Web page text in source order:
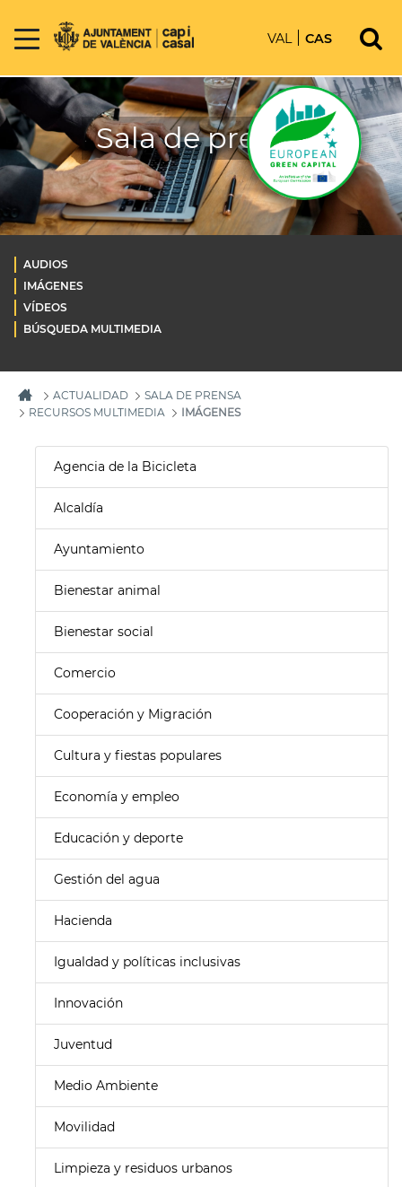
VAL CAS
Sala de prensa
AUDIOS
IMÁGENES
VÍDEOS
BÚSQUEDA MULTIMEDIA
ACTUALIDAD
SALA DE PRENSA
RECURSOS MULTIMEDIA
IMÁGENES
Agencia de la Bicicleta
Alcaldía
Ayuntamiento
Bienestar animal
Bienestar social
Comercio
Cooperación y Migración
Cultura y fiestas populares
Economía y empleo
Educación y deporte
Gestión del agua
Hacienda
Igualdad y políticas inclusivas
Innovación
Juventud
Medio Ambiente
Movilidad
Limpieza y residuos urbanos